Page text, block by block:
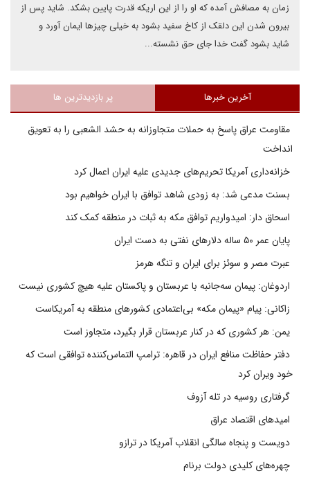
زمان به مصافش آمده که او را از این اریکه قدرت پایین بشکد. شاید پس از
بیرون شدن این دلقک از کاخ سفید بشود به خیلی چیزها ایمان آورد و
شاید بشود گفت خدا جای حق نشسته...
آخرین خبرها پر بازدیدترین ها
مقاومت عراق پاسخ به حملات متجاوزانه به حشد الشعبی را به تعویق
انداخت
خزانه‌داری آمریکا تحریم‌های جدیدی علیه ایران اعمال کرد
بسنت مدعی شد: به زودی شاهد توافق با ایران خواهیم بود
اسحاق دار: امیدواریم توافق مکه به ثبات در منطقه کمک کند
پایان عمر ۵۰ ساله دلارهای نفتی به دست ایران
عبرت مصر و سوئز برای ایران و تنگه هرمز
اردوغان: پیمان سه‌جانبه با عربستان و پاکستان علیه هیچ کشوری نیست
زاکانی: پیام «پیمان مکه» بی‌اعتمادی کشورهای منطقه به آمریکاست
یمن: هر کشوری که در کنار عربستان قرار بگیرد، متجاوز است
دفتر حفاظت منافع ایران در قاهره: ترامپ التماس‌کننده توافقی است که
خود ویران کرد
گرفتاری روسیه در تله آزوف
امیدهای اقتصاد عراق
دویست و پنجاه سالگی انقلاب آمریکا در ترازو
چهره‌های کلیدی دولت برنام